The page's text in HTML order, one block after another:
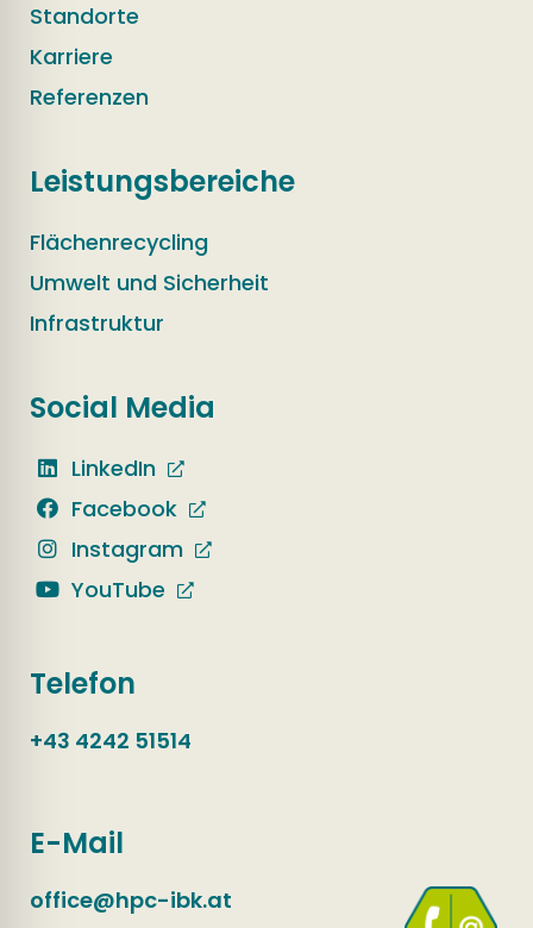
Standorte
Karriere
Referenzen
Leistungsbereiche
Flächenrecycling
Umwelt und Sicherheit
Infrastruktur
Social Media
LinkedIn
Facebook
Instagram
YouTube
Telefon
+43 4242 51514
E-Mail
office@hpc-ibk.at